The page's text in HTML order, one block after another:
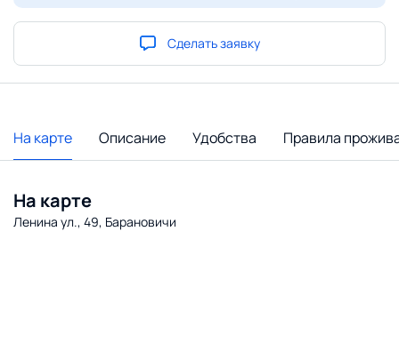
Сделать заявку
На карте Описание Удобства Правила
На карте
Ленина ул., 49, Барановичи